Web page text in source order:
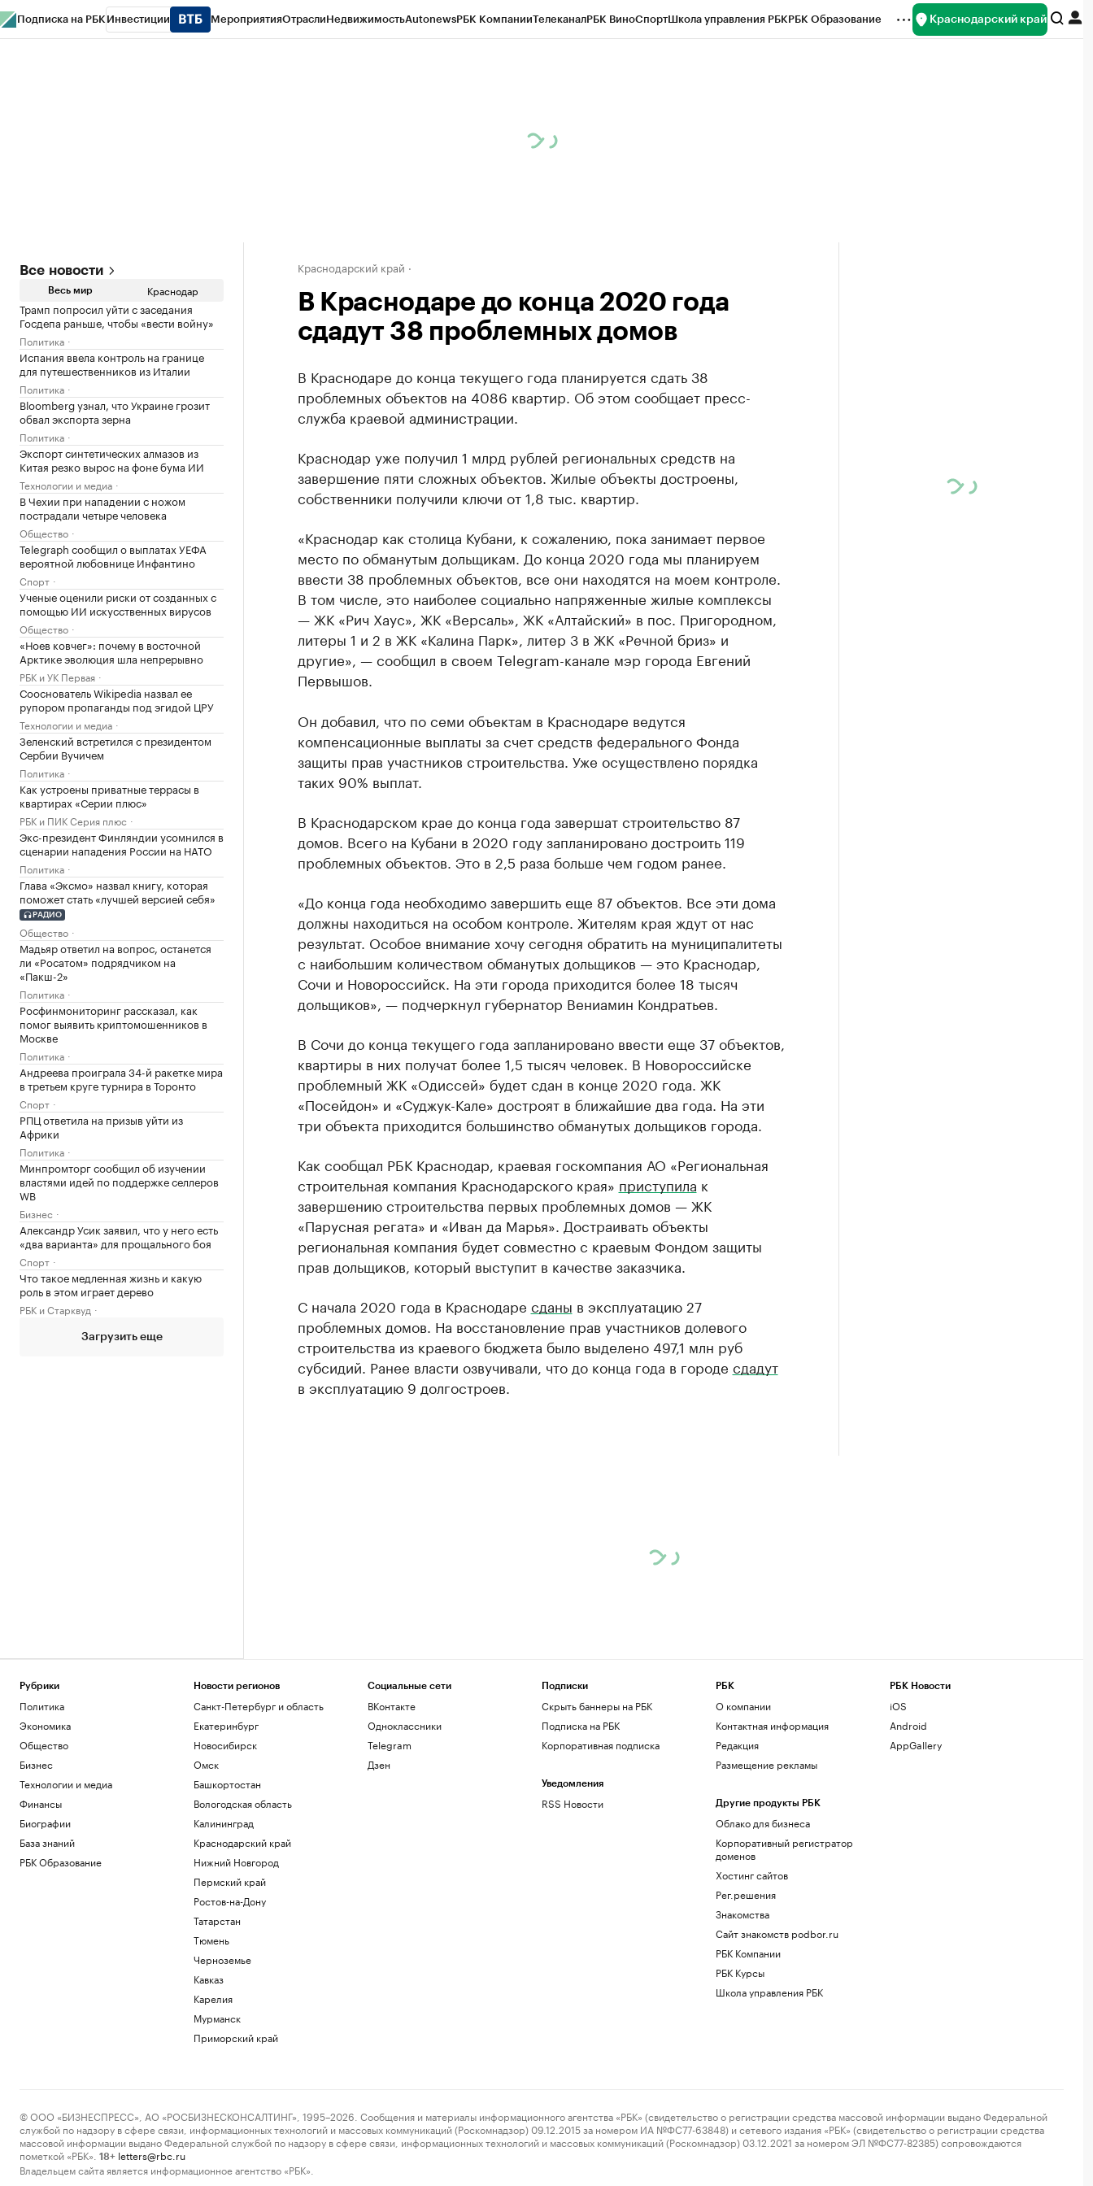
Подписка на РБК Инвестиции МероприятияОтраслиНедвижимостьAutonewsРБК КомпанииТелеканалРБК ВиноСпортШкола управления РБКРБК Образование Краснодарский край
Все новости
Весь мир Краснодар
Трамп попросил уйти с заседания
Госдепа раньше, чтобы «вести войну»
Политика
Испания ввела контроль на границе
для путешественников из Италии
Политика
Bloomberg узнал, что Украине грозит
обвал экспорта зерна
Политика
Экспорт синтетических алмазов из
Китая резко вырос на фоне бума ИИ
Технологии и медиа
В Чехии при нападении с ножом
пострадали четыре человека
Общество
Telegraph сообщил о выплатах УЕФА
вероятной любовнице Инфантино
Спорт
Ученые оценили риски от созданных с
помощью ИИ искусственных вирусов
Общество
«Ноев ковчег»: почему в восточной
Арктике эволюция шла непрерывно
РБК и УК Первая
Сооснователь Wikipedia назвал ее
рупором пропаганды под эгидой ЦРУ
Технологии и медиа
Зеленский встретился с президентом
Сербии Вучичем
Политика
Как устроены приватные террасы в
квартирах «Серии плюс»
РБК и ПИК Серия плюс
Экс-президент Финляндии усомнился в
сценарии нападения России на НАТО
Политика
Глава «Эксмо» назвал книгу, которая
поможет стать «лучшей версией себя»
РАДИО
Общество
Мадьяр ответил на вопрос, останется
ли «Росатом» подрядчиком на
«Пакш-2»
Политика
Росфинмониторинг рассказал, как
помог выявить криптомошенников в
Москве
Политика
Андреева проиграла 34-й ракетке мира
в третьем круге турнира в Торонто
Спорт
РПЦ ответила на призыв уйти из
Африки
Политика
Минпромторг сообщил об изучении
властями идей по поддержке селлеров
WB
Бизнес
Александр Усик заявил, что у него есть
«два варианта» для прощального боя
Спорт
Что такое медленная жизнь и какую
роль в этом играет дерево
РБК и Старквуд
Загрузить еще
Краснодарский край
В Краснодаре до конца 2020 года
сдадут 38 проблемных домов
В Краснодаре до конца текущего года планируется сдать 38
проблемных объектов на 4086 квартир. Об этом сообщает пресс-
служба краевой администрации.
Краснодар уже получил 1 млрд рублей региональных средств на
завершение пяти сложных объектов. Жилые объекты достроены,
собственники получили ключи от 1,8 тыс. квартир.
«Краснодар как столица Кубани, к сожалению, пока занимает первое
место по обманутым дольщикам. До конца 2020 года мы планируем
ввести 38 проблемных объектов, все они находятся на моем контроле.
В том числе, это наиболее социально напряженные жилые комплексы
— ЖК «Рич Хаус», ЖК «Версаль», ЖК «Алтайский» в пос. Пригородном,
литеры 1 и 2 в ЖК «Калина Парк», литер 3 в ЖК «Речной бриз» и
другие», — сообщил в своем Telegram-канале мэр города Евгений
Первышов.
Он добавил, что по семи объектам в Краснодаре ведутся
компенсационные выплаты за счет средств федерального Фонда
защиты прав участников строительства. Уже осуществлено порядка
таких 90% выплат.
В Краснодарском крае до конца года завершат строительство 87
домов. Всего на Кубани в 2020 году запланировано достроить 119
проблемных объектов. Это в 2,5 раза больше чем годом ранее.
«До конца года необходимо завершить еще 87 объектов. Все эти дома
должны находиться на особом контроле. Жителям края ждут от нас
результат. Особое внимание хочу сегодня обратить на муниципалитеты
с наибольшим количеством обманутых дольщиков — это Краснодар,
Сочи и Новороссийск. На эти города приходится более 18 тысяч
дольщиков», — подчеркнул губернатор Вениамин Кондратьев.
В Сочи до конца текущего года запланировано ввести еще 37 объектов,
квартиры в них получат более 1,5 тысяч человек. В Новороссийске
проблемный ЖК «Одиссей» будет сдан в конце 2020 года. ЖК
«Посейдон» и «Суджук-Кале» достроят в ближайшие два года. На эти
три объекта приходится большинство обманутых дольщиков города.
Как сообщал РБК Краснодар, краевая госкомпания АО «Региональная
строительная компания Краснодарского края» приступила к
завершению строительства первых проблемных домов — ЖК
«Парусная регата» и «Иван да Марья». Достраивать объекты
региональная компания будет совместно с краевым Фондом защиты
прав дольщиков, который выступит в качестве заказчика.
С начала 2020 года в Краснодаре сданы в эксплуатацию 27
проблемных домов. На восстановление прав участников долевого
строительства из краевого бюджета было выделено 497,1 млн руб
субсидий. Ранее власти озвучивали, что до конца года в городе сдадут
в эксплуатацию 9 долгостроев.
Рубрики
Политика
Экономика
Общество
Бизнес
Технологии и медиа
Финансы
Биографии
База знаний
РБК Образование
Новости регионов
Санкт-Петербург и область
Екатеринбург
Новосибирск
Омск
Башкортостан
Вологодская область
Калининград
Краснодарский край
Нижний Новгород
Пермский край
Ростов-на-Дону
Татарстан
Тюмень
Черноземье
Кавказ
Карелия
Мурманск
Приморский край
Социальные сети
ВКонтакте
Одноклассники
Telegram
Дзен
Подписки
Скрыть баннеры на РБК
Подписка на РБК
Корпоративная подписка
Уведомления
RSS Новости
РБК
О компании
Контактная информация
Редакция
Размещение рекламы
Другие продукты РБК
Облако для бизнеса
Корпоративный регистратор
доменов
Хостинг сайтов
Рег.решения
Знакомства
Сайт знакомств podbor.ru
РБК Компании
РБК Курсы
Школа управления РБК
РБК Новости
iOS
Android
AppGallery
© ООО «БИЗНЕСПРЕСС», АО «РОСБИЗНЕСКОНСАЛТИНГ», 1995–2026. Сообщения и материалы информационного агентства «РБК» (свидетельство о регистрации средства массовой информации выдано Федеральной
службой по надзору в сфере связи, информационных технологий и массовых коммуникаций (Роскомнадзор) 09.12.2015 за номером ИА №ФС77-63848) и сетевого издания «РБК» (свидетельство о регистрации средства
массовой информации выдано Федеральной службой по надзору в сфере связи, информационных технологий и массовых коммуникаций (Роскомнадзор) 03.12.2021 за номером ЭЛ №ФС77-82385) сопровождаются
пометкой «РБК».
18+ letters@rbc.ru
Владельцем сайта является информационное агентство «РБК».